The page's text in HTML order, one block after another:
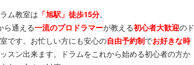
ム教室は 「旭駅」徒歩15分。
ら通える一流のプロドラマーが教える初心者大歓迎のド
です。お忙しい方にも安心の自由予約制でお好きな時
スン出来ます。ドラムをこれから始める初心者の方か